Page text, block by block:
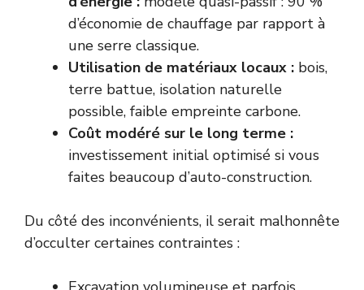
d’économie de chauffage par rapport à
une serre classique.
Utilisation de matériaux locaux : bois,
terre battue, isolation naturelle
possible, faible empreinte carbone.
Coût modéré sur le long terme :
investissement initial optimisé si vous
faites beaucoup d’auto-construction.
Du côté des inconvénients, il serait malhonnête
d’occulter certaines contraintes :